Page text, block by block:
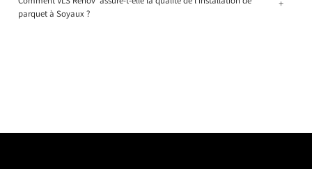
parquet à Soyaux ?
+